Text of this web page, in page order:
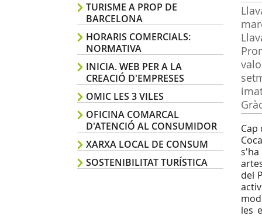
TURISME A PROP DE
BARCELONA
HORARIS COMERCIALS:
NORMATIVA
INICIA. WEB PER A LA
CREACIÓ D'EMPRESES
OMIC LES 3 VILES
OFICINA COMARCAL
D'ATENCIÓ AL CONSUMIDOR
XARXA LOCAL DE CONSUM
SOSTENIBILITAT TURÍSTICA
Cap
del
les